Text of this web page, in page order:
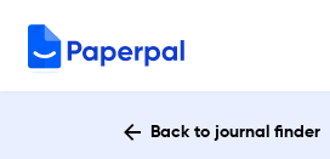
Back to journal finder